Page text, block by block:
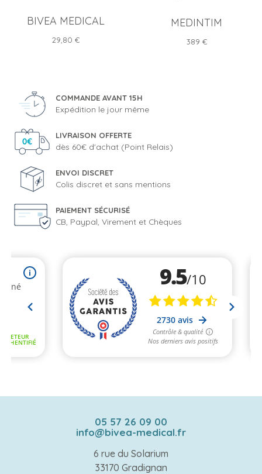
BIVEA MEDICAL
Prix
29,80 €
MEDINTIM
Prix
389 €
COMMANDE AVANT 15H
Expédition le jour même
LIVRAISON OFFERTE
dès 60€ d'achat (Point Relais)
ENVOI DISCRET
Colis discret et sans mentions
PAIEMENT SÉCURISÉ
CB, Paypal, Virement et Chèques
05 57 26 09 00
info@bivea-medical.fr
6 rue du Solarium
33170 Gradignan